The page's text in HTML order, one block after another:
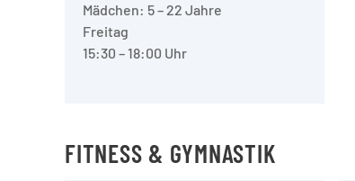
Mädchen: 5 – 22 Jahre
Freitag
15:30 – 18:00 Uhr
FITNESS & GYMNASTIK